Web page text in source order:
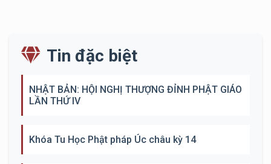
Tin đặc biệt
NHẬT BẢN: HỘI NGHỊ THƯỢNG ĐỈNH PHẬT GIÁO
LẦN THỨ IV
Khóa Tu Học Phật pháp Úc châu kỳ 14